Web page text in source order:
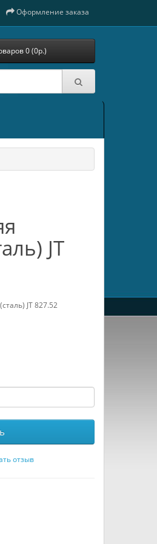
Оформление заказа
0 (0р.)
JT
JT 827.52
отзыв